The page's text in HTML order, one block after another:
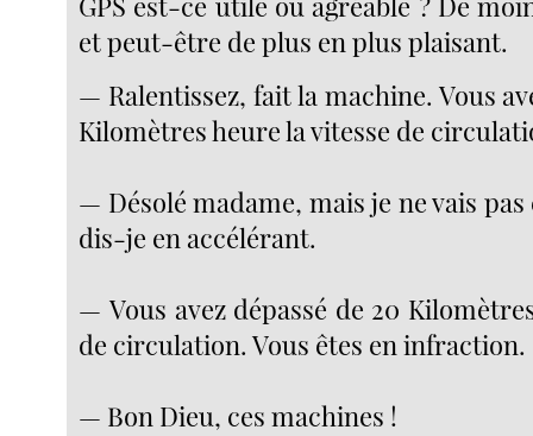
et peut-être de plus en plus plaisant.
— Ralentissez, fait la machine. Vous
Kilomètres heure la vitesse de
— Désolé madame, mais je ne vais
dis-je en accélérant.
— Vous avez dépassé de 20
de circulation. Vous êtes en infraction.
— Bon Dieu, ces machines !